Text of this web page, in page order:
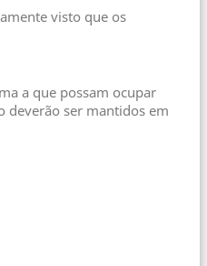
visto que os
a que possam ocupar
deverão ser mantidos em